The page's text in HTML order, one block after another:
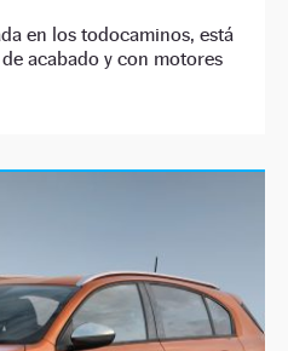
en los todocaminos, está
acabado y con motores